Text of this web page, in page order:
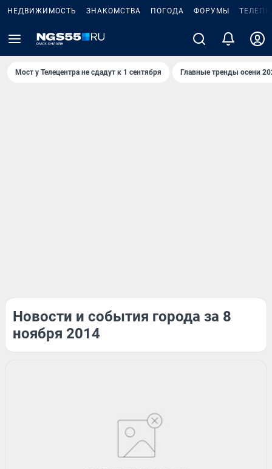
НЕДВИЖИМОСТЬ ЗНАКОМСТВА ПОГОДА ФОРУМЫ
Мост у Телецентра не сдадут к 1 сентября Главные тренды осени
Новости и события города за 8
ноября 2014